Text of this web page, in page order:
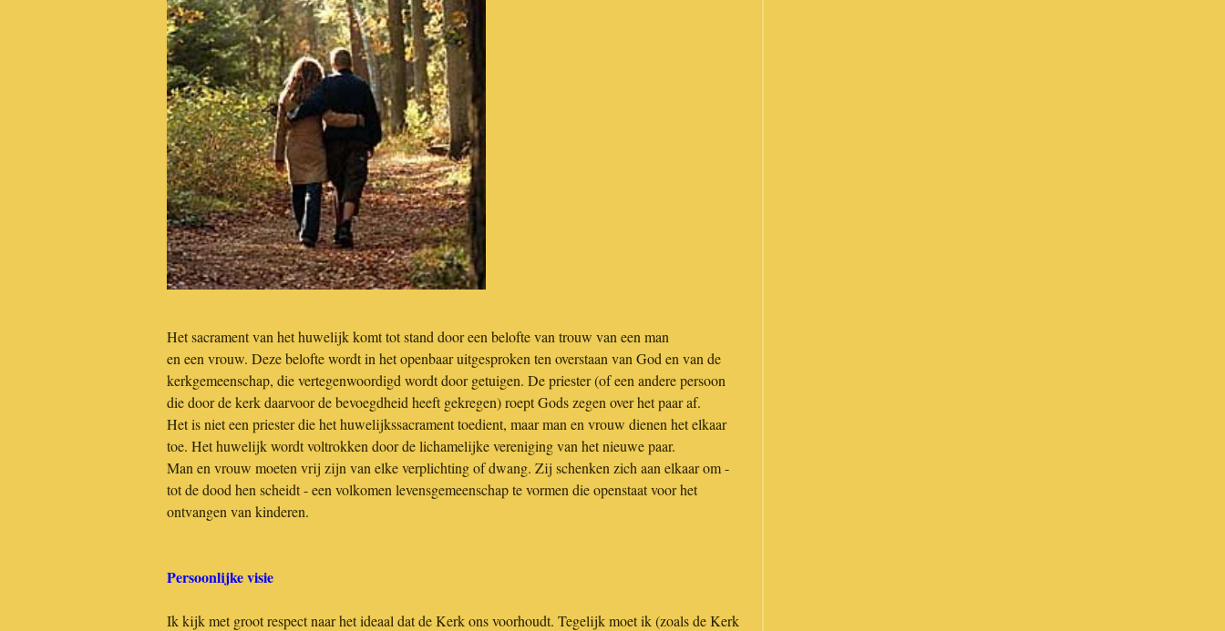
Het sacrament van het huwelijk komt tot stand door een belofte van trouw van een man
en een vrouw. Deze belofte wordt in het openbaar uitgesproken ten overstaan van God en van de
kerkgemeenschap, die vertegenwoordigd wordt door getuigen. De priester (of een andere persoon
die door de kerk daarvoor de bevoegdheid heeft gekregen) roept Gods zegen over het paar af.
Het is niet een priester die het huwelijkssacrament toedient, maar man en vrouw dienen het elkaar
toe. Het huwelijk wordt voltrokken door de lichamelijke vereniging van het nieuwe paar.
Man en vrouw moeten vrij zijn van elke verplichting of dwang. Zij schenken zich aan elkaar om -
tot de dood hen scheidt - een volkomen levensgemeenschap te vormen die openstaat voor het
ontvangen van kinderen.
Persoonlijke visie
Ik kijk met groot respect naar het ideaal dat de Kerk ons voorhoudt. Tegelijk moet ik (zoals de Kerk